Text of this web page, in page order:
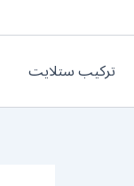
تركيب ستلايت